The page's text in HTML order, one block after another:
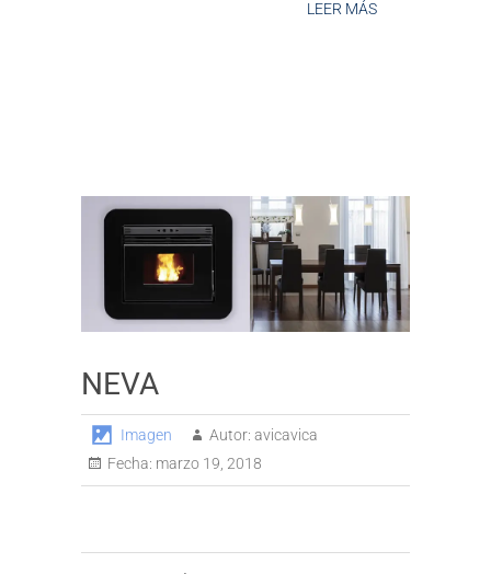
LEER MÁS
NEVA
Imagen Autor: avicavica
Fecha: marzo 19, 2018